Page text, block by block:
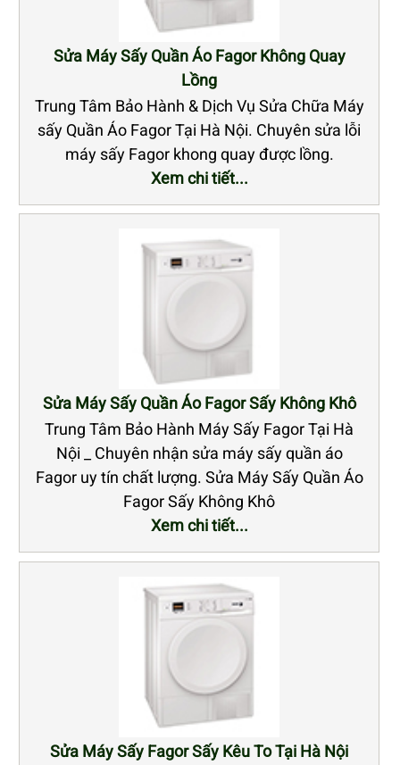
Sửa Máy Sấy Quần Áo Fagor Không Quay
Lồng
Trung Tâm Bảo Hành & Dịch Vụ Sửa Chữa Máy
sấy Quần Áo Fagor Tại Hà Nội. Chuyên sửa lỗi
máy sấy Fagor khong quay được lồng.
Xem chi tiết...
Sửa Máy Sấy Quần Áo Fagor Sấy Không Khô
Trung Tâm Bảo Hành Máy Sấy Fagor Tại Hà
Nội _ Chuyên nhận sửa máy sấy quần áo
Fagor uy tín chất lượng. Sửa Máy Sấy Quần Áo
Fagor Sấy Không Khô
Xem chi tiết...
Sửa Máy Sấy Fagor Sấy Kêu To Tại Hà Nội